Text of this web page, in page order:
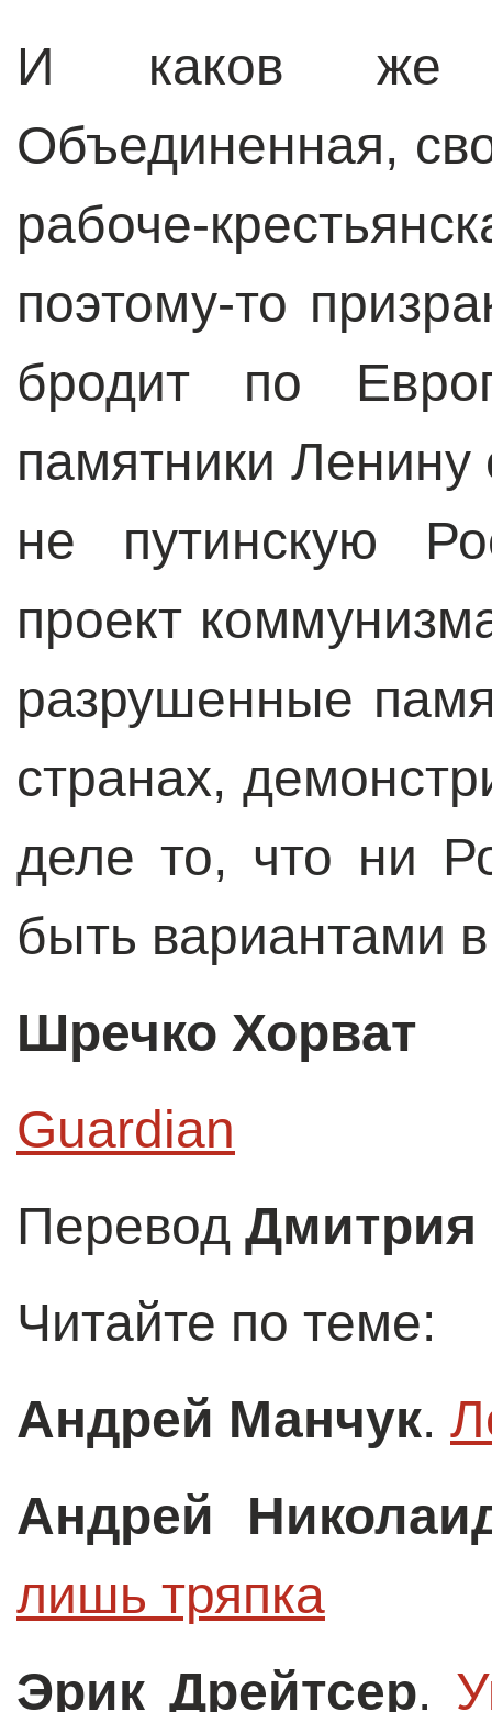
И каков же
Объединенная,
рабоче-
поэтому-то
бродит по
памятники
не путинскую
проект
разрушенные
странах,
деле то, что ни
быть вариантами
Шречко Хорват
Guardian
Перевод Дмитрия
Читайте по теме:
Андрей Манчук.
Андрей
лишь тряпка
Эрик Дрейтсер.